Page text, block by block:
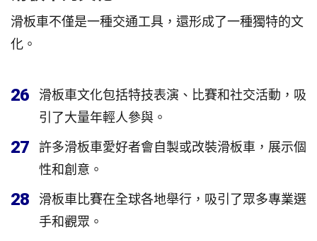
滑板車不僅是一種交通工具，還形成了一種獨特的文
化。
26
滑板車文化包括特技表演、比賽和社交活動，吸
引了大量年輕人參與。
27
許多滑板車愛好者會自製或改裝滑板車，展示個
性和創意。
28
滑板車比賽在全球各地舉行，吸引了眾多專業選
手和觀眾。